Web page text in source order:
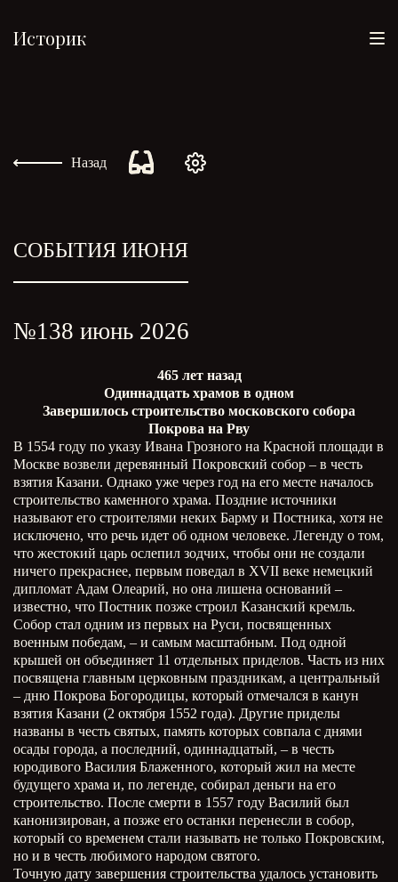
Историк
Назад
СОБЫТИЯ ИЮНЯ
№138 июнь 2026
465 лет назад
Одиннадцать храмов в одном
Завершилось строительство московского собора
Покрова на Рву
В 1554 году по указу Ивана Грозного на Красной площади в
Москве возвели деревянный Покровский собор – в честь
взятия Казани. Однако уже через год на его месте началось
строительство каменного храма. Поздние источники
называют его строителями неких Барму и Постника, хотя не
исключено, что речь идет об одном человеке. Легенду о том,
что жестокий царь ослепил зодчих, чтобы они не создали
ничего прекраснее, первым поведал в XVII веке немецкий
дипломат Адам Олеарий, но она лишена оснований –
известно, что Постник позже строил Казанский кремль.
Собор стал одним из первых на Руси, посвященных
военным победам, – и самым масштабным. Под одной
крышей он объединяет 11 отдельных приделов. Часть из них
посвящена главным церковным праздникам, а центральный
– дню Покрова Богородицы, который отмечался в канун
взятия Казани (2 октября 1552 года). Другие приделы
названы в честь святых, память которых совпала с днями
осады города, а последний, одиннадцатый, – в честь
юродивого Василия Блаженного, который жил на месте
будущего храма и, по легенде, собирал деньги на его
строительство. После смерти в 1557 году Василий был
канонизирован, а позже его останки перенесли в собор,
который со временем стали называть не только Покровским,
но и в честь любимого народом святого.
Точную дату завершения строительства удалось установить